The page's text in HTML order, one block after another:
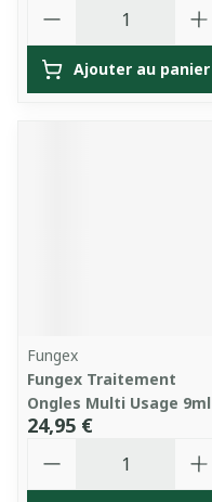
Ajouter au panier
Fungex
Fungex Traitement
Ongles Multi Usage 9ml
24,95 €